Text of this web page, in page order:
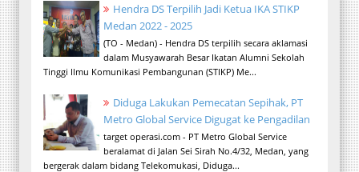
Hendra DS Terpilih Jadi Ketua IKA STIKP
Medan 2022 - 2025
(TO - Medan) - Hendra DS terpilih secara aklamasi
dalam Musyawarah Besar Ikatan Alumni Sekolah
Tinggi Ilmu Komunikasi Pembangunan (STIKP) Me...
Diduga Lakukan Pemecatan Sepihak, PT
Metro Global Service Digugat ke Pengadilan
target operasi.com - PT Metro Global Service
beralamat di Jalan Sei Sirah No.4/32, Medan, yang
bergerak dalam bidang Telekomukasi, Diduga...